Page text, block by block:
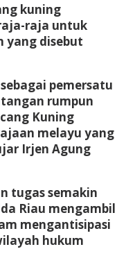
kuning
raja untuk
yang disebut
pemersatu
rumpun
Kuning
melayu yang
Irjen Agung
tugas semakin
Riau mengambil
mengantisipasi
hukum